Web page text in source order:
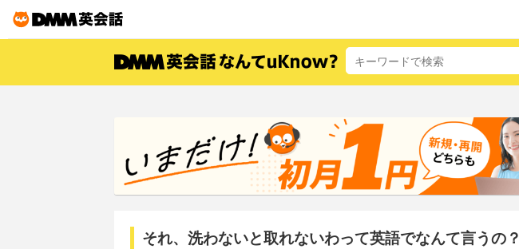
それ、洗わないと取れないわって英語でなんて言うの？